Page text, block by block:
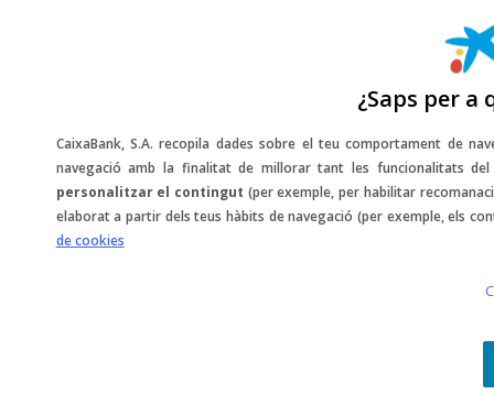
¿Saps per a
CaixaBank, S.A. recopila dades sobre el teu comportament de
navegació amb la finalitat de millorar tant les funcionalitats
personalitzar el contingut (per exemple, per habilitar
elaborat a partir dels teus hàbits de navegació (per exemple, els
de cookies